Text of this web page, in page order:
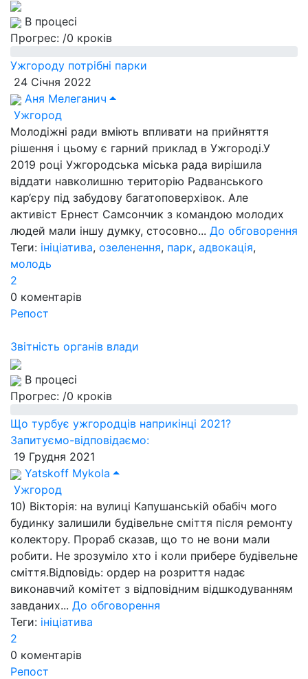
В процесі
Прогрес: /0 кроків
Ужгороду потрібні парки
24 Січня 2022
Аня Мелеганич
Ужгород
Молодіжні ради вміють впливати на прийняття
рішення і цьому є гарний приклад в Ужгороді.У
2019 році Ужгородська міська рада вирішила
віддати навколишню територію Радванського
кар‘єру під забудову багатоповерхівок. Але
активіст Ернест Самсончик з командою молодих
людей мали іншу думку, стосовно... До обговорення
Теги: ініціатива, озеленення, парк, адвокація,
молодь
2
0 коментарів
Репост
Звітність органів влади
В процесі
Прогрес: /0 кроків
Що турбує ужгородців наприкінці 2021?
Запитуємо-відповідаємо:
19 Грудня 2021
Yatskoff Mykola
Ужгород
10) Вікторія: на вулиці Капушанській обабіч мого
будинку залишили будівельне сміття після ремонту
колектору. Прораб сказав, що то не вони мали
робити. Не зрозуміло хто і коли прибере будівельне
сміття.Відповідь: ордер на розриття надає
виконавчий комітет з відповідним відшкодуванням
завданих... До обговорення
Теги: ініціатива
2
0 коментарів
Репост